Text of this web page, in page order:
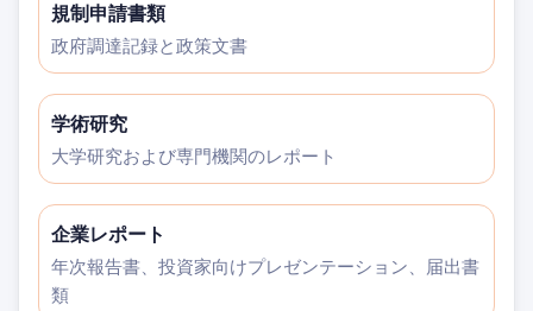
規制申請書類
政府調達記録と政策文書
学術研究
大学研究および専門機関のレポート
企業レポート
年次報告書、投資家向けプレゼンテーション、届出書
類